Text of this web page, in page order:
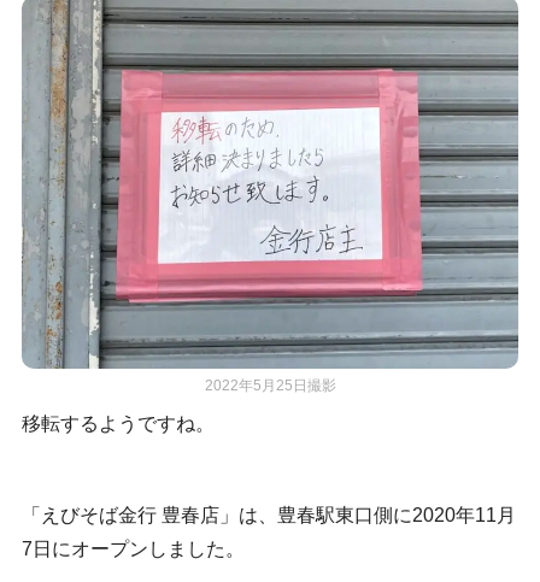
2022年5月25日撮影
移転するようですね。
「えびそば金行 豊春店」は、豊春駅東口側に2020年11月
7日にオープンしました。